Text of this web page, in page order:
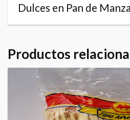
Dulces en Pan de
Productos